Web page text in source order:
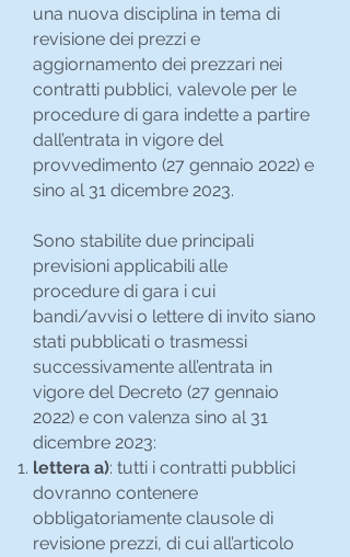
una nuova disciplina in tema di
revisione dei prezzi e
aggiornamento dei prezzari nei
contratti pubblici, valevole per le
procedure di gara indette a partire
dall’entrata in vigore del
provvedimento (27 gennaio 2022) e
sino al 31 dicembre 2023.
Sono stabilite due principali
previsioni applicabili alle
procedure di gara i cui
bandi/avvisi o lettere di invito siano
stati pubblicati o trasmessi
successivamente all’entrata in
vigore del Decreto (27 gennaio
2022) e con valenza sino al 31
dicembre 2023:
lettera a): tutti i contratti pubblici
dovranno contenere
obbligatoriamente clausole di
revisione prezzi, di cui all’articolo